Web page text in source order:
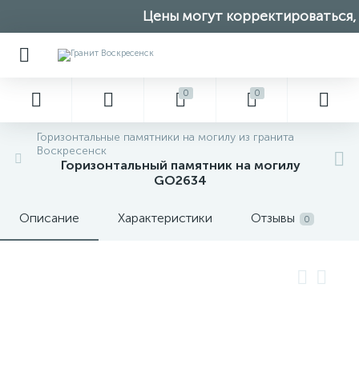
Цены могут корректироваться,
0 0
Горизонтальные памятники на могилу из гранита
Воскресенск
Горизонтальный памятник на могилу
GO2634
Описание Характеристики Отзывы 0